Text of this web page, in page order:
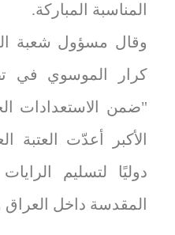
المناسبة المباركة.
وقال مسؤول شعبة
كرار الموسوي في
"ضمن الاستعدادات
الأكبر أعدّت العتبة
دوليًا لتسليم
المقدسة داخل